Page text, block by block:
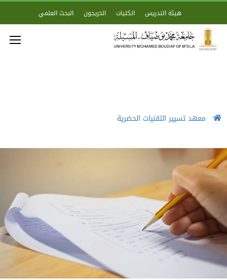
هيئة التدريس الكليات الخريجون البحث العلمي
معهد تسيير التقنيات الحضرية